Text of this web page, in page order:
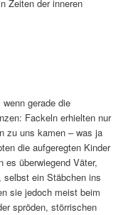
Zeiten der inneren
gerade die
Fackeln erhielten nur
zu uns kamen – was ja
die aufgeregten Kinder
es überwiegend Väter,
ein Stäbchen ins
sie jedoch meist beim
spröden, störrischen